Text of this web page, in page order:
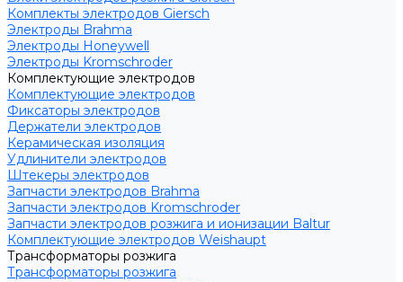
Комплекты электродов Giersch
Электроды Brahma
Электроды Honeywell
Электроды Kromschroder
Комплектующие электродов
Комплектующие электродов
Фиксаторы электродов
Держатели электродов
Керамическая изоляция
Удлинители электродов
Штекеры электродов
Запчасти электродов Brahma
Запчасти электродов Kromschroder
Запчасти электродов розжига и ионизации Baltur
Комплектующие электродов Weishaupt
Трансформаторы розжига
Трансформаторы розжига